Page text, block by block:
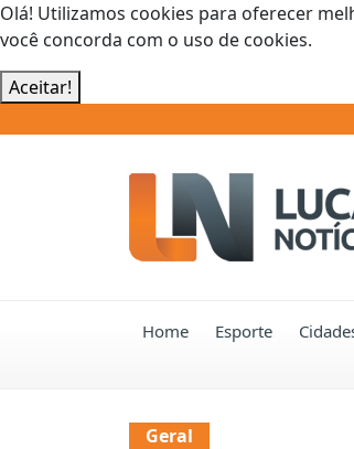
Olá! Utilizamos cookies para oferecer
você concorda com o uso de cookies.
Aceitar!
Home Esporte
Geral